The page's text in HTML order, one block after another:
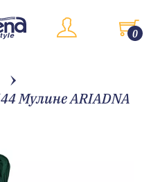
0
Мулине АRIADNA